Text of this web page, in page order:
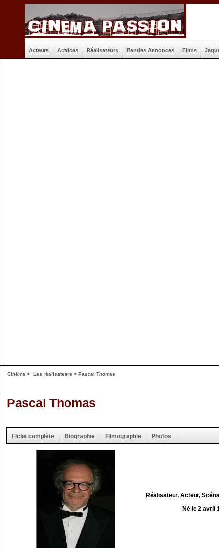
Acteurs Actrices Réalisateurs Bandes Annonces Films
Cinéma > Les réalisateurs > Pascal Thomas
Pascal Thomas
Fiche complète Biographie Filmographie Photos
Réalisateur, Acteur,
Né le 2 avril